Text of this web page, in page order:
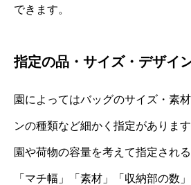
できます。
指定の品・サイズ・デザイ
園によってはバッグのサイズ・素
ンの種類など細かく指定がありま
園や荷物の容量を考えて指定され
「マチ幅」「素材」「収納部の数